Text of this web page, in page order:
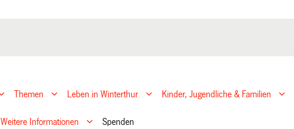
Themen Leben in Winterthur Kinder, Jugendliche & Familien
Weitere Informationen Spenden